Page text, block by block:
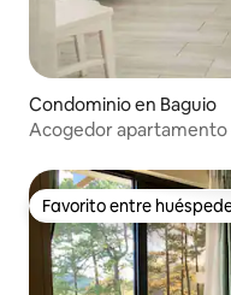
Condominio en Baguio
Acogedor apartamento
Favorito entre
Favorito entre